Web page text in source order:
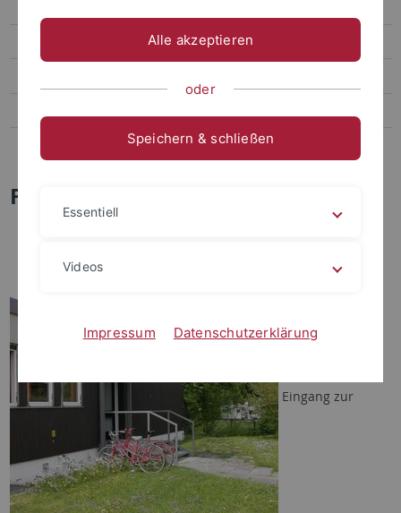
Federseestation, Bad Buchau
Eingang zur
Alle akzeptieren
oder
Speichern & schließen
Essentiell
Videos
Impressum Datenschutzerklärung